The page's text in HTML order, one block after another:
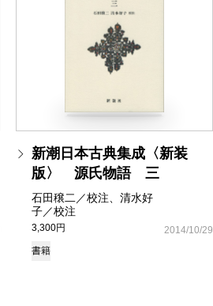
新潮日本古典集成〈新装
版〉 源氏物語 三
石田穣二／校注、清水好
子／校注
3,300円
2014/10/29
書籍